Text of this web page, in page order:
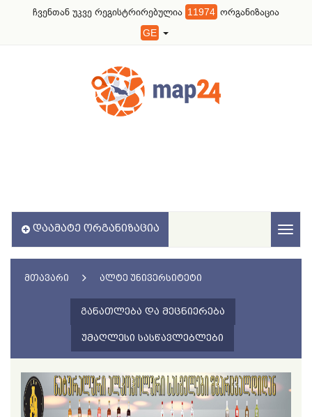
ჩვენთან უკვე რეგისტრირებულია 11974 ორგანიზაცია
GE
ᲓᲐᲐᲛᲐᲢᲔ ᲝᲠᲒᲐᲜᲘᲖᲐᲪᲘᲐ
ᲛᲗᲐᲕᲐᲠᲘ ᲐᲚᲢᲔ ᲣᲜᲘᲕᲔᲠᲡᲘᲢᲔᲢᲘ
ᲒᲐᲜᲐᲗᲚᲔᲑᲐ ᲓᲐ ᲛᲔᲪᲜᲘᲔᲠᲔᲑᲐ
ᲣᲛᲐᲦᲚᲔᲡᲘ ᲡᲐᲡᲬᲐᲕᲚᲔᲑᲚᲔᲑᲘ